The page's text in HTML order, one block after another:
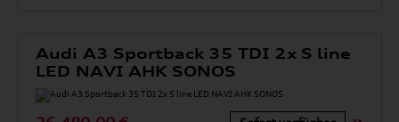
Audi A3 Sportback 35 TDI 2x S line
LED NAVI AHK SONOS